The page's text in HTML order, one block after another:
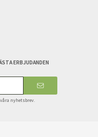
ERBJUDANDEN
nyhetsbrev.